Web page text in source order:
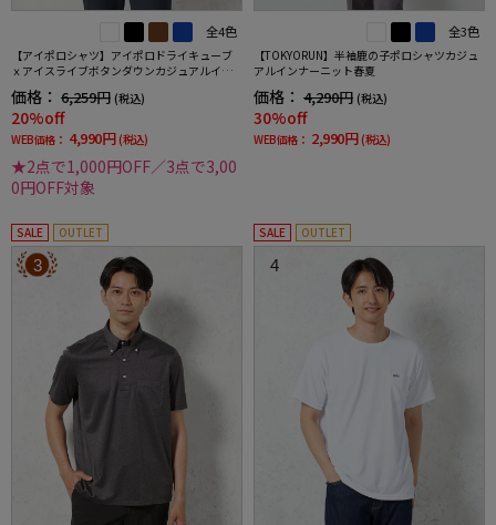
全4色
【アイポロシャツ】アイポロドライキューブ
ｘアイスライブボタンダウンカジュアルイン
ナー吸汗速乾抗菌加工ストレッチ形態安定春
夏
価格： 6,259円 (税込)
20%off
WEB価格： 4,990円 (税込)
★2点で1,000円OFF／3点で3,00
0円OFF対象
全3色
【TOKYORUN】半袖鹿の子ポロシャツカジュ
アルインナーニット春夏
価格： 4,290円 (税込)
30%off
WEB価格： 2,990円 (税込)
SALE OUTLET
3
SALE OUTLET
4